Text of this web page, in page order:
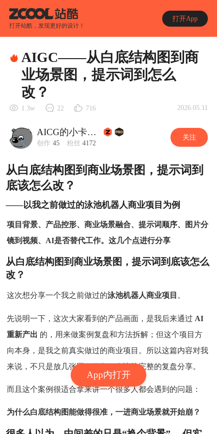
打开站酷，发现更好的设计！
打开App
App内打开
AIGC——从白底结构图到商
业场景图，提示词到怎么
改？
1.3w 22 716 2026.05.11
AICG的小卡拉米
创作 45 粉丝 4172
关注
从白底结构图到商业场景图，提示词到
底该怎么改？
——以我之前做过的泳池机器人商业项目为例
项目背景、产品控形、商业场景融合、提示词顺序、图片分
镜到视频、AI是否替代工作。这几个点进行分享
从白底结构图到商业场景图，提示词到底该怎么
改？
这次想分享一个我之前做过的泳池机器人商业项目 。
先说明一下，这次大家看到的产品画面，是我后来通过 AI
重新产出 的，用来做案例复盘和方法拆解；但这个项目方
向本身，是我之前真实做过的商业项目。所以这篇内容对我
来说，不只是放几张图，更像一次比较完整的复盘分享。
而且这个案例很适合拿来讲一个很多人都会遇到的问题：
为什么白底结构图能做得很准，一进商业场景就开始崩？